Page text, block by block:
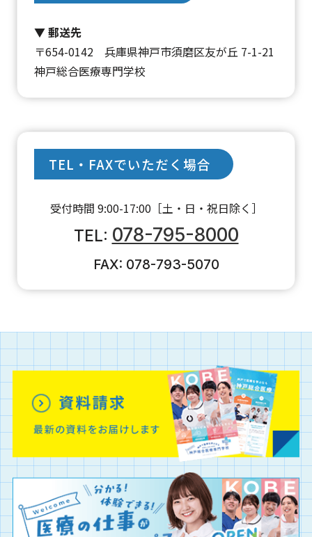
▼ 郵送先
〒654-0142 兵庫県神戸市須磨区友が丘 7-1-21
神戸総合医療専門学校
TEL・FAXでいただく場合
受付時間 9:00-17:00［土・日・祝日除く］
TEL: 078-795-8000
FAX: 078-793-5070